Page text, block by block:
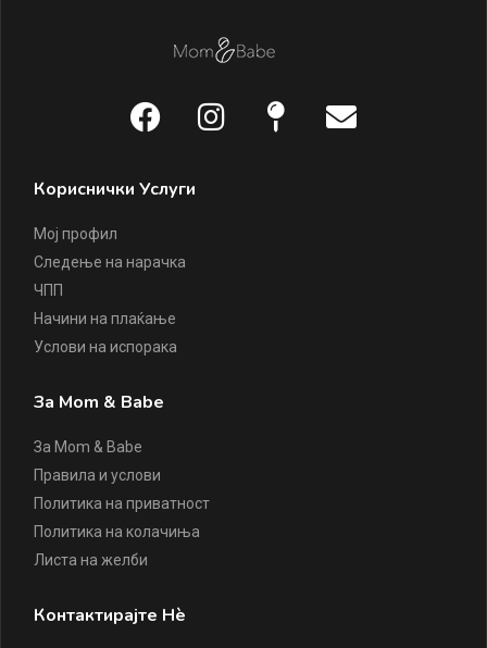
Кориснички Услуги
Мој профил
Следење на нарачка
ЧПП
Начини на плаќање
Услови на испорака
За Mom & Babe
За Mom & Babe
Правила и услови
Политика на приватност
Политика на колачиња
Листа на желби
Контактирајте Нè